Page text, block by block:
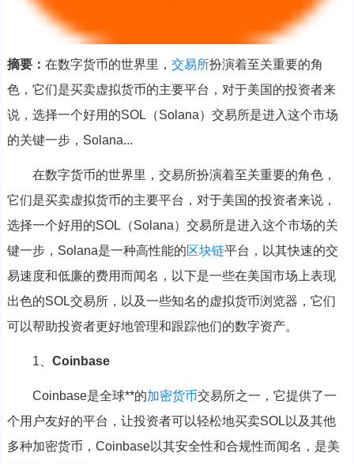
摘要： 在数字货币的世界里， 交易所扮演着至关重要的角
色，它们是买卖虚拟货币的主要平台，对于美国的投资者来
说，选择一个好用的SOL（Solana）交易所是进入这个市场
的关键一步，Solana...
在数字货币的世界里，交易所扮演着至关重要的角色，
它们是买卖虚拟货币的主要平台，对于美国的投资者来说，
选择一个好用的SOL（Solana）交易所是进入这个市场的关
键一步，Solana是一种高性能的区块链平台，以其快速的交
易速度和低廉的费用而闻名，以下是一些在美国市场上表现
出色的SOL交易所，以及一些知名的虚拟货币浏览器，它们
可以帮助投资者更好地管理和跟踪他们的数字资产。
1、 Coinbase
Coinbase是全球**的加密货币交易所之一，它提供了一
个用户友好的平台，让投资者可以轻松地买卖SOL以及其他
多种加密货币，Coinbase以其安全性和合规性而闻名，是美